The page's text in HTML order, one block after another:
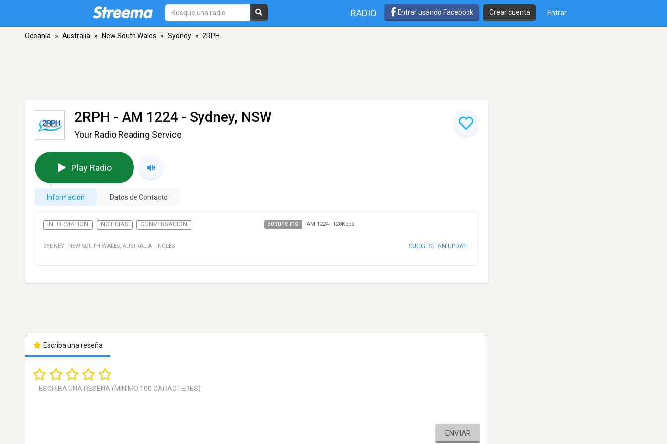
RADIO Entrar usando Facebook Crear cuenta Entrar
Oceanía » Australia » New South Wales » Sydney » 2RPH
2RPH - AM 1224 - Sydney, NSW
Your Radio Reading Service
Play Radio
Información Datos de Contacto
INFORMATION NOTICIAS CONVERSACIÓN 60 tune ins AM 1224- 128Kbps
SYDNEY · NEW SOUTH WALES, AUSTRALIA · INGLÉS SUGGEST AN UPDATE
Escriba una reseña
ENVIAR